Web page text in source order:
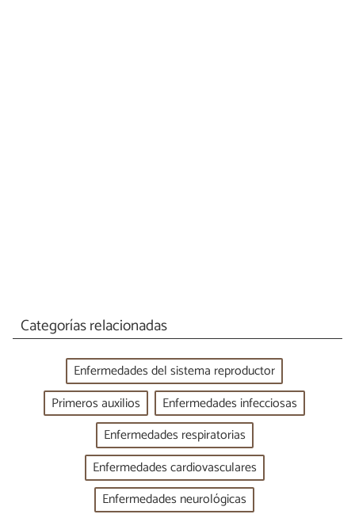
Categorías relacionadas
Enfermedades del sistema reproductor
Primeros auxilios
Enfermedades infecciosas
Enfermedades respiratorias
Enfermedades cardiovasculares
Enfermedades neurológicas